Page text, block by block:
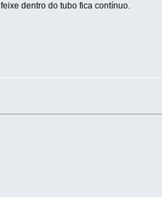
dentro do tubo fica contínuo.